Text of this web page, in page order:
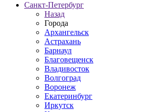
Санкт-Петербург
Назад
Города
Архангельск
Астрахань
Барнаул
Благовещенск
Владивосток
Волгоград
Воронеж
Екатеринбург
Иркутск